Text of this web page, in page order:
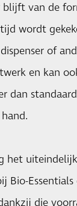
van de
wordt
of
en kan
dan
het
Bio-